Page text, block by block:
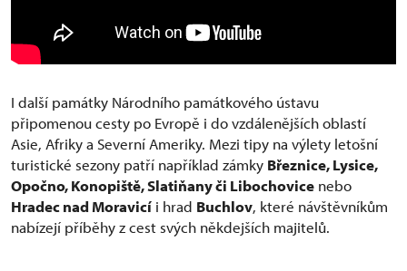
I další památky Národního památkového ústavu
připomenou cesty po Evropě i do vzdálenějších oblastí
Asie, Afriky a Severní Ameriky. Mezi tipy na výlety letošní
turistické sezony patří například zámky Březnice, Lysice,
Opočno, Konopiště, Slatiňany či Libochovice nebo
Hradec nad Moravicí i hrad Buchlov, které návštěvníkům
nabízejí příběhy z cest svých někdejších majitelů.